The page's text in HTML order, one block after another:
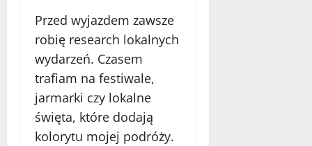
Przed wyjazdem zawsze
robię research lokalnych
wydarzeń. Czasem
trafiam na festiwale,
jarmarki czy lokalne
święta, które dodają
kolorytu mojej podróży.